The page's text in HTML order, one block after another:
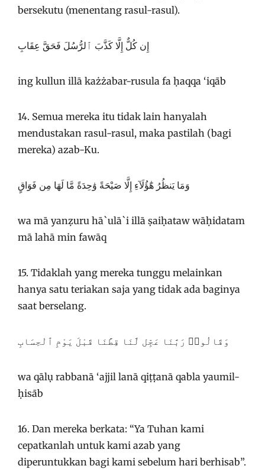
bersekutu (menentang rasul-rasul).
إِن كُلٌّ إِلَّا كَذَّبَ ٱلرُّسُلَ فَحَقَّ عِقَابِ
ing kullun illā każżabar-rusula fa ḥaqqa ‘iqāb
14. Semua mereka itu tidak lain hanyalah
mendustakan rasul-rasul, maka pastilah (bagi
mereka) azab-Ku.
وَمَا يَنظُرُ هَٰٓؤُلَآءِ إِلَّا صَيْحَةً وَٰحِدَةً مَّا لَهَا مِن فَوَاقٍ
wa mā yanẓuru hā`ulā`i illā ṣaiḥataw wāḥidatam
mā lahā min fawāq
15. Tidaklah yang mereka tunggu melainkan
hanya satu teriakan saja yang tidak ada baginya
saat berselang.
وَقَالُوا۟ رَبَّنَا عَجِّل لَّنَا قِطَّنَا قَبْلَ يَوْمِ ٱلْحِسَابِ
wa qālụ rabbanā ‘ajjil lanā qiṭṭanā qabla yaumil-
ḥisāb
16. Dan mereka berkata: “Ya Tuhan kami
cepatkanlah untuk kami azab yang
diperuntukkan bagi kami sebelum hari berhisab”.